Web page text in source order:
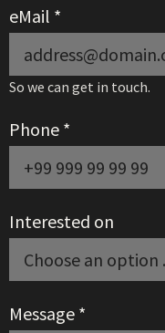
eMail *
So we can get in touch.
Phone *
Interested on
Message *